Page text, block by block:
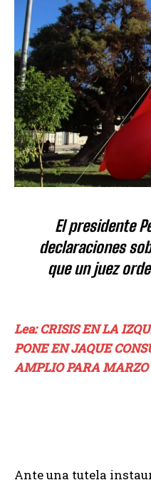
El presidente
declaraciones
que un juez
Lea: CRISIS EN LA
PONE EN JAQUE
AMPLIO PARA
Ante una tutela